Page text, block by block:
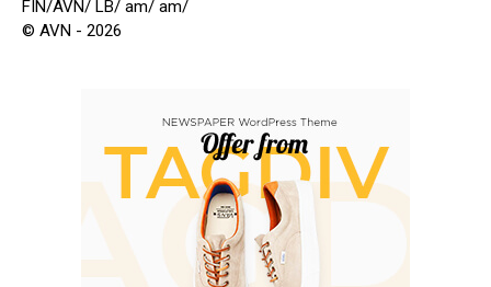
FIN/AVN/ LB/ am/ am/
© AVN - 2026